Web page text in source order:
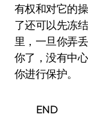
有权和对它的
了还可以先冻
里，一旦你弄
你了，没有中
你进行保护。
END